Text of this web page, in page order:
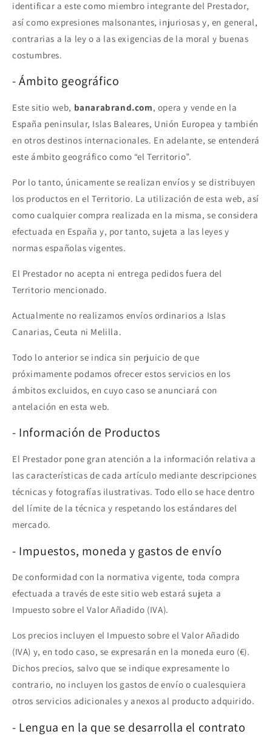
identificar a este como miembro integrante del Prestador,
así como expresiones malsonantes, injuriosas y, en general,
contrarias a la ley o a las exigencias de la moral y buenas
costumbres.
- Ámbito geográfico
Este sitio web, banarabrand.com, opera y vende en la
España peninsular, Islas Baleares, Unión Europea y también
en otros destinos internacionales. En adelante, se entenderá
este ámbito geográfico como “el Territorio”.
Por lo tanto, únicamente se realizan envíos y se distribuyen
los productos en el Territorio. La utilización de esta web, así
como cualquier compra realizada en la misma, se considera
efectuada en España y, por tanto, sujeta a las leyes y
normas españolas vigentes.
El Prestador no acepta ni entrega pedidos fuera del
Territorio mencionado.
Actualmente no realizamos envíos ordinarios a Islas
Canarias, Ceuta ni Melilla.
Todo lo anterior se indica sin perjuicio de que
próximamente podamos ofrecer estos servicios en los
ámbitos excluidos, en cuyo caso se anunciará con
antelación en esta web.
- Información de Productos
El Prestador pone gran atención a la información relativa a
las características de cada artículo mediante descripciones
técnicas y fotografías ilustrativas. Todo ello se hace dentro
del límite de la técnica y respetando los estándares del
mercado.
- Impuestos, moneda y gastos de envío
De conformidad con la normativa vigente, toda compra
efectuada a través de este sitio web estará sujeta a
Impuesto sobre el Valor Añadido (IVA).
Los precios incluyen el Impuesto sobre el Valor Añadido
(IVA) y, en todo caso, se expresarán en la moneda euro (€).
Dichos precios, salvo que se indique expresamente lo
contrario, no incluyen los gastos de envío o cualesquiera
otros servicios adicionales y anexos al producto adquirido.
- Lengua en la que se desarrolla el contrato